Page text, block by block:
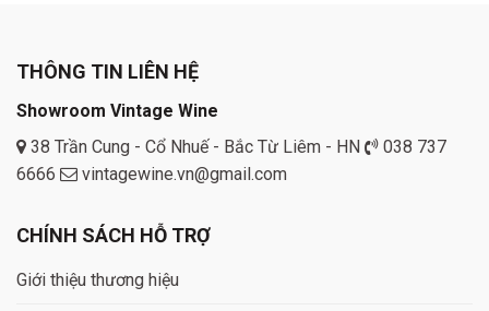
THÔNG TIN LIÊN HỆ
Showroom Vintage Wine
38 Trần Cung - Cổ Nhuế - Bắc Từ Liêm - HN
038 737
6666
vintagewine.vn@gmail.com
CHÍNH SÁCH HỖ TRỢ
Giới thiệu thương hiệu